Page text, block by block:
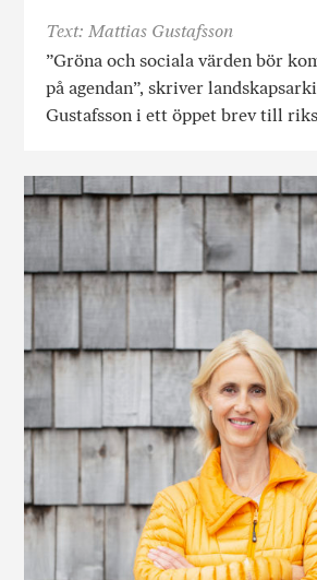
Text: Mattias Gustafsson
”Gröna och sociala värden bör
på agendan”, skriver
Gustafsson i ett öppet brev till